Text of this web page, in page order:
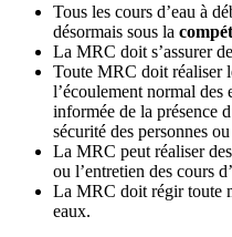
Tous les cours d’eau à
désormais sous la
La MRC doit s’assurer
Toute MRC doit réaliser
l’écoulement normal des
informée de la présence
sécurité des personnes
La MRC peut réaliser
ou l’entretien des cours
La MRC doit régir toute
eaux.